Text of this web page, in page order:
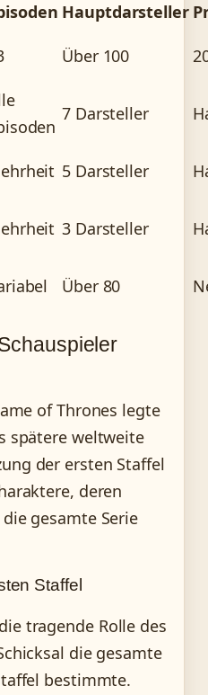
Hauptdarsteller
Über 100
7 Darsteller
5 Darsteller
3 Darsteller
Über 80
of Thrones legte
spätere weltweite
der ersten Staffel
deren
gesamte Serie
Staffel
tragende Rolle des
die gesamte
bestimmte.